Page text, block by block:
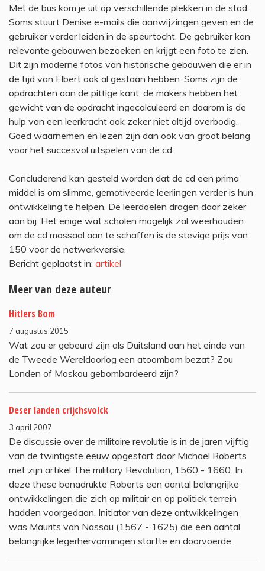
Met de bus kom je uit op verschillende plekken in de stad.
Soms stuurt Denise e-mails die aanwijzingen geven en de
gebruiker verder leiden in de speurtocht. De gebruiker kan
relevante gebouwen bezoeken en krijgt een foto te zien.
Dit zijn moderne fotos van historische gebouwen die er in
de tijd van Elbert ook al gestaan hebben. Soms zijn de
opdrachten aan de pittige kant; de makers hebben het
gewicht van de opdracht ingecalculeerd en daarom is de
hulp van een leerkracht ook zeker niet altijd overbodig.
Goed waarnemen en lezen zijn dan ook van groot belang
voor het succesvol uitspelen van de cd.
Concluderend kan gesteld worden dat de cd een prima
middel is om slimme, gemotiveerde leerlingen verder is hun
ontwikkeling te helpen. De leerdoelen dragen daar zeker
aan bij. Het enige wat scholen mogelijk zal weerhouden
om de cd massaal aan te schaffen is de stevige prijs van
150 voor de netwerkversie.
Bericht geplaatst in: artikel
Meer van deze auteur
Hitlers Bom
7 augustus 2015
Wat zou er gebeurd zijn als Duitsland aan het einde van
de Tweede Wereldoorlog een atoombom bezat? Zou
Londen of Moskou gebombardeerd zijn?
Deser landen crijchsvolck
3 april 2007
De discussie over de militaire revolutie is in de jaren vijftig
van de twintigste eeuw opgestart door Michael Roberts
met zijn artikel The military Revolution, 1560 - 1660. In
deze these benadrukte Roberts een aantal belangrijke
ontwikkelingen die zich op militair en op politiek terrein
hadden voorgedaan. Initiator van deze ontwikkelingen
was Maurits van Nassau (1567 - 1625) die een aantal
belangrijke legerhervormingen startte en doorvoerde.